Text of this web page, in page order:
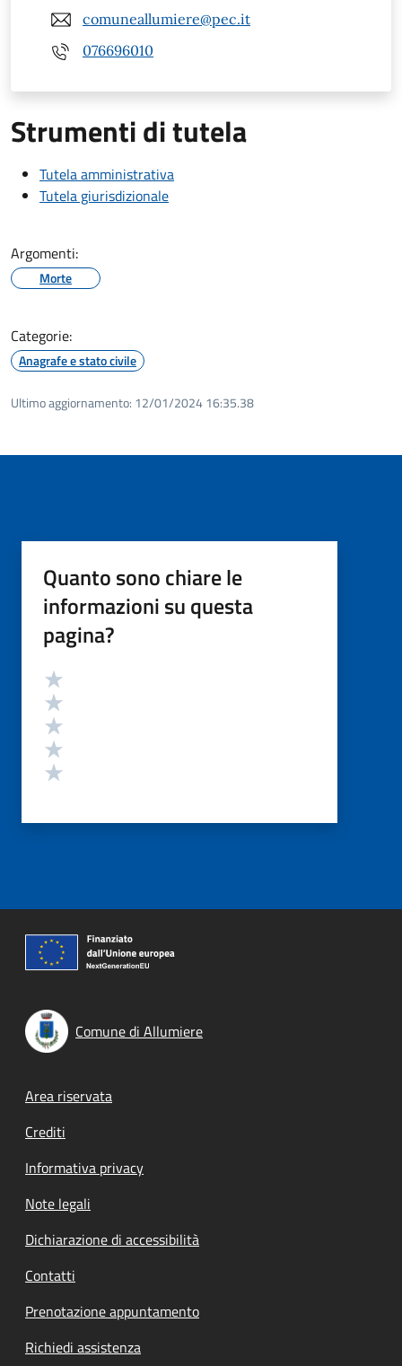
comuneallumiere@pec.it
076696010
Strumenti di tutela
Tutela amministrativa
Tutela giurisdizionale
Argomenti:
Morte
Categorie:
Anagrafe e stato civile
Ultimo aggiornamento: 12/01/2024 16:35.38
Quanto sono chiare le
informazioni su questa
pagina?
Valutazione
Comune di Allumiere
Footer menu
Area riservata
Crediti
Informativa privacy
Note legali
Dichiarazione di accessibilità
Contatti
Prenotazione appuntamento
Richiedi assistenza